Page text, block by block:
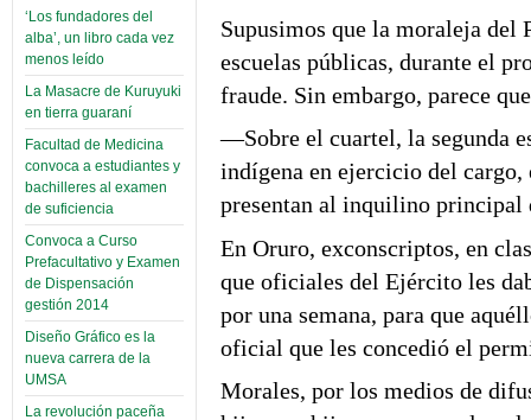
‘Los fundadores del
alba’, un libro cada vez
menos leído
La Masacre de Kuruyuki
en tierra guaraní
Facultad de Medicina
convoca a estudiantes y
bachilleres al examen
de suficiencia
Convoca a Curso
Prefacultativo y Examen
de Dispensación
gestión 2014
Diseño Gráfico es la
nueva carrera de la
UMSA
La revolución paceña
Supusimos que la moraleja del
escuelas públicas, durante el
fraude. Sin embargo, parece
—Sobre el cuartel, la segunda
indígena en ejercicio del cargo,
presentan al inquilino principal
En Oruro, exconscriptos, en
que oficiales del Ejército les
por una semana, para que
oficial que les concedió el
Morales, por los medios de